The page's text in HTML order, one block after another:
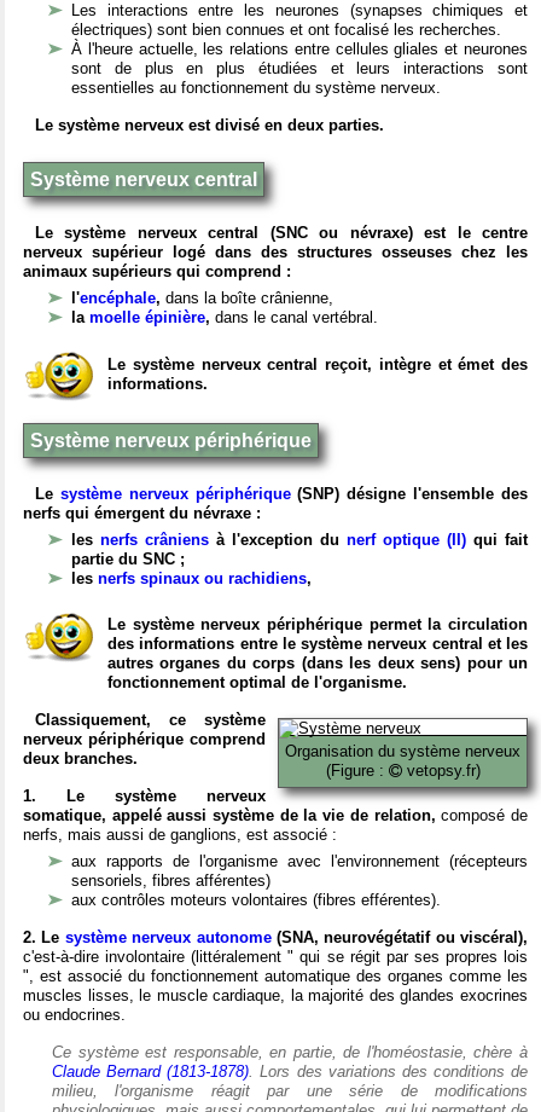
Les interactions entre les neurones (synapses chimiques et
électriques) sont bien connues et ont focalisé les recherches.
À l'heure actuelle, les relations entre cellules gliales et neurones
sont de plus en plus étudiées et leurs interactions sont
essentielles au fonctionnement du système nerveux.
Le système nerveux est divisé en deux parties.
Système nerveux central
Le système nerveux central (SNC ou névraxe) est le centre
nerveux supérieur logé dans des structures osseuses chez les
animaux supérieurs qui comprend :
l'encéphale, dans la boîte crânienne,
la moelle épinière, dans le canal vertébral.
Le système nerveux central reçoit, intègre et émet des
informations.
Système nerveux périphérique
Le système nerveux périphérique(SNP) désigne l'ensemble des
nerfs qui émergent du névraxe :
les nerfs crâniens à l'exception du nerf optique (II) qui fait
partie du SNC ;
les nerfs spinaux ou rachidiens,
Le système nerveux périphérique permet la circulation
des informations entre le système nerveux central et les
autres organes du corps (dans les deux sens) pour un
fonctionnement optimal de l'organisme.
Organisation du système nerveux
(Figure :
vetopsy.fr)
Classiquement, ce système
nerveux périphérique comprend
deux branches.
1. Le système nerveux
somatique, appelé aussi système de la vie de relation, composé de
nerfs, mais aussi de ganglions, est associé :
aux rapports de l'organisme avec l'environnement (récepteurs
sensoriels, fibres afférentes)
aux contrôles moteurs volontaires (fibres efférentes).
2. Le système nerveux autonome(SNA, neurovégétatif ou viscéral),
c'est-à-dire involontaire (littéralement " qui se régit par ses propres lois
", est associé du fonctionnement automatique des organes comme les
muscles lisses, le muscle cardiaque, la majorité des glandes exocrines
ou endocrines.
Ce système est responsable, en partie, de l'homéostasie, chère à
Claude Bernard (1813-1878). Lors des variations des conditions de
milieu, l'organisme réagit par une série de modifications